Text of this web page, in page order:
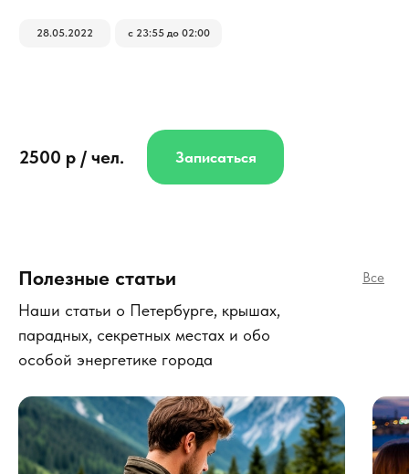
2500 р / чел.
28.05.2022 с 23:55 до 02:00
Записаться
Полезные статьи
Наши статьи о Петербурге, крышах,
парадных, секретных местах и обо
особой энергетике города
Все